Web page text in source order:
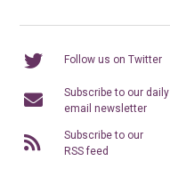
Follow us on Twitter
Subscribe to our daily
email newsletter
Subscribe to our
RSS feed